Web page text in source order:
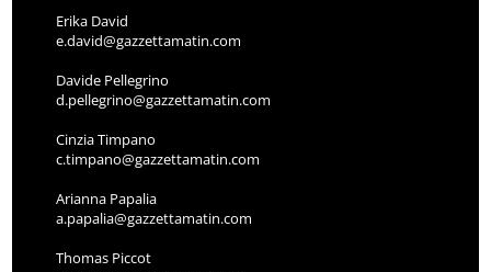
Erika David
e.david@gazzettamatin.com
Davide Pellegrino
d.pellegrino@gazzettamatin.com
Cinzia Timpano
c.timpano@gazzettamatin.com
Arianna Papalia
a.papalia@gazzettamatin.com
Thomas Piccot